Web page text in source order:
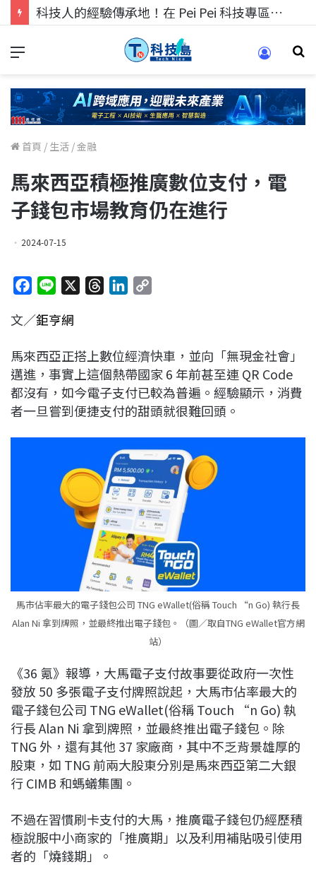
科技人的經驗傳承地！在 Pei Pei 科技專區，與學弟妹交流最硬核的技術
首頁 / 生活 /金融
馬來西亞積極推廣數位支付，電
子錢包市場教育仍在進行
2024-07-15
c
b
o
o
k
n
a
d
s
e
d
I
n
L
i
n
k
文／鉅亨網
馬來西亞正搭上數位經濟快車，並向「無現金社會」
邁進，事實上這個熱帶國家 6 年前甚至連 QR Code
都沒有，如今電子支付已較為普遍。經驗顯示，消費
者一旦嘗到便捷支付的甜頭就很難回頭。
馬市佔率最大的電子錢包公司 TNG eWallet(俗稱 Touch “n Go) 執行長
Alan Ni 拿到牌照，並最終推出電子錢包。（圖／取自TNG eWallet官方網
站）
《36 氪》報導，大馬電子支付故事要從政府一次性
發放 50 多張電子支付牌照說起，大馬市佔率最大的
電子錢包公司 TNG eWallet(俗稱 Touch “n Go) 執
行長 Alan Ni 拿到牌照，並最終推出電子錢包。除
TNG 外，還有其他 37 家廠商，其中不乏背景雄厚的
股東，如 TNG 前兩大股東分別是馬來西亞第二大銀
行 CIMB 和螞蟻集團。
不過在習慣刷卡支付的大馬，推廣電子錢包仍經歷積
極說服中小商家的「推廣期」以及利用補貼吸引使用
者的「燒錢期」。